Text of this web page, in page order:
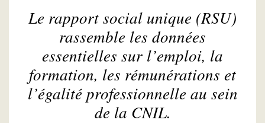
Le rapport social unique (RSU)
rassemble les données
essentielles sur l’emploi, la
formation, les rémunérations et
l’égalité professionnelle au sein
de la CNIL.